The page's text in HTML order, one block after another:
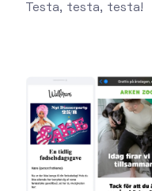
Testa, testa, testa!